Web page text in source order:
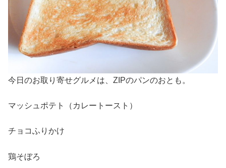
今日のお取り寄せグルメは、ZIPのパンのおとも。
マッシュポテト（カレートースト）
チョコふりかけ
鶏そぼろ